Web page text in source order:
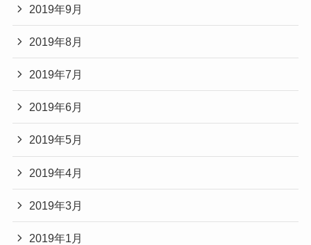
2019年9月
2019年8月
2019年7月
2019年6月
2019年5月
2019年4月
2019年3月
2019年1月